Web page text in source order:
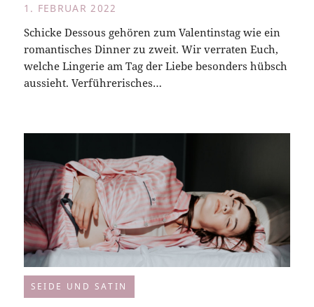
1. FEBRUAR 2022
Schicke Dessous gehören zum Valentinstag wie ein
romantisches Dinner zu zweit. Wir verraten Euch,
welche Lingerie am Tag der Liebe besonders hübsch
aussieht. Verführerisches…
SEIDE UND SATIN